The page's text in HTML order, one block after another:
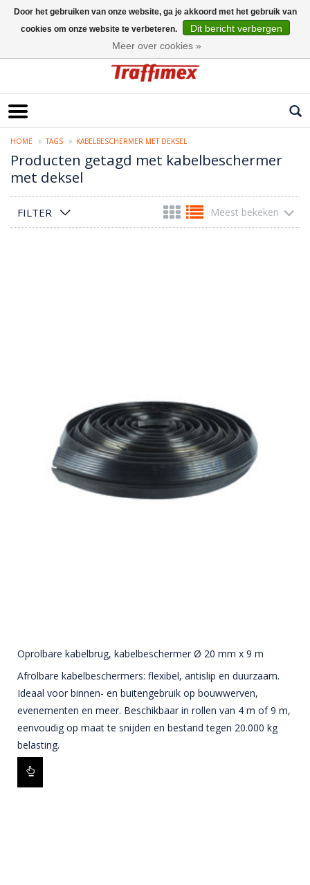
HOME TAGS KABELBESCHERMER MET DEKSEL
Producten getagd met kabelbeschermer
met deksel
FILTER Meest bekeken
Oprolbare kabelbrug, kabelbeschermer Ø 20 mm x 9 m
Afrolbare kabelbeschermers: flexibel, antislip en duurzaam.
Ideaal voor binnen- en buitengebruik op bouwwerven,
evenementen en meer. Beschikbaar in rollen van 4 m of 9 m,
eenvoudig op maat te snijden en bestand tegen 20.000 kg
belasting.
Door het gebruiken van onze website, ga je akkoord met het gebruik van
cookies om onze website te verbeteren.
Dit bericht verbergen
Meer over cookies »